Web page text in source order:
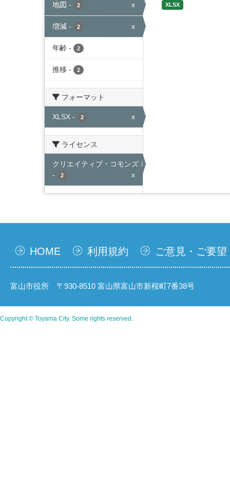
地図 - 2 x
増減 - 2 x
年齢 - 2
推移 - 2
フォーマット
XLSX - 2 x
ライセンス
クリエイティブ・コモンズ 表示
-
2 x
XLSX
HOME 利用規約 ご意見・ご要望
富山市役所 〒930-8510 富山県富山市新桜町7番38号
Copyright © Toyama City. Some rights reserved.